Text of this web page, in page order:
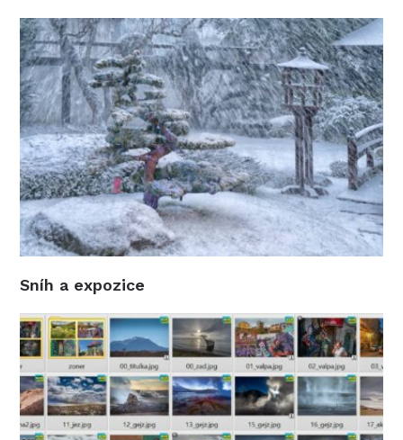
Sníh a expozice